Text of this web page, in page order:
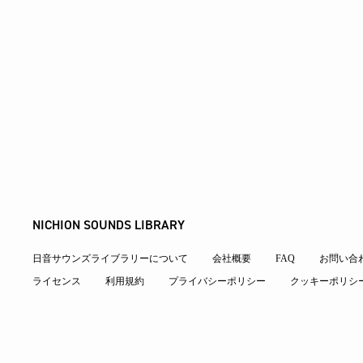
NICHION SOUNDS LIBRARY
日音サウンズライブラリーについて 会社概要 FAQ
お問い合
ライセンス
利用規約 プライバシーポリシー クッキーポリシ